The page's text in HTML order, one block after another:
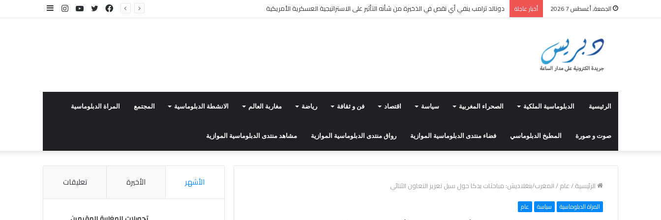
الجمعة, أغسطس 7 2026 أخبار عاجلة الإطلاق الرسمي لمنصة رقمية جديدة للهيئة الوطنية للطبيبات والأطباء
إضافةانستقراميوتيوبتويترفيسبوك
الرئيسية الدبلوماسية الملكية الصحراء المغربية سياسة اقتصاد فن و ثقافة رياضة مغاربة العالم الانشطة الدبلوماسية المجتمع المراة الدبلوماسية
صوت و صورة المطبخ الدبلوماسي فضاء منتدى الدبلوماسية الموازية رواق منتدى الدبلوماسية الموازية مشاهد منتدى الدبلوماسية الموازية
الرئيسية/عام/المغرب/بنغلاديش: مباحثات بدكا حول سبل تعزيز التعاون الثنائي
المراة الدبلوماسية سياسة عام
الأشهر الأخيرة تعليقات